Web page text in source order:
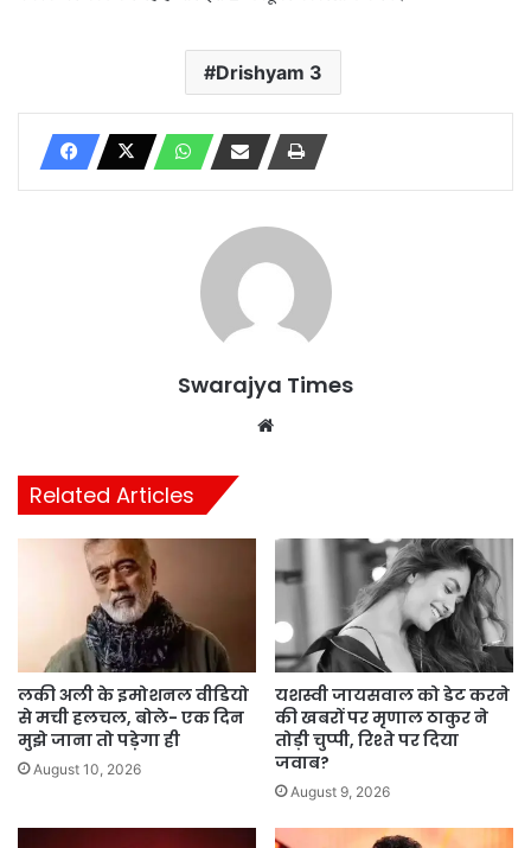
Drishyam 3
Swarajya Times
Related Articles
लकी अली के इमोशनल वीडियो
से मची हलचल, बोले- एक दिन
मुझे जाना तो पड़ेगा ही
August 10, 2026
यशस्वी जायसवाल को डेट करने
की खबरों पर मृणाल ठाकुर ने
तोड़ी चुप्पी, रिश्ते पर दिया
जवाब?
August 9, 2026